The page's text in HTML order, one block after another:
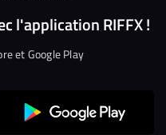
l'application RIFFX !
et Google Play